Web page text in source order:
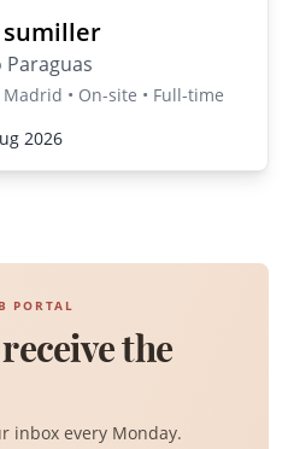
sumiller
Paraguas
• On-site • Full-time
2026
PORTAL
the
inbox every Monday.